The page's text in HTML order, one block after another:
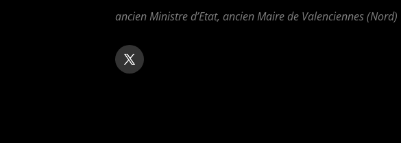
ancien Ministre d’Etat, ancien Maire de Valenciennes (Nord)